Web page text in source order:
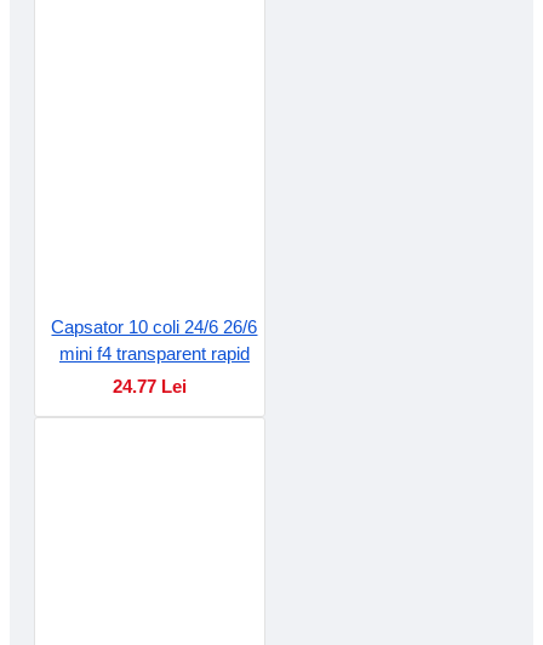
Capsator 10 coli 24/6 26/6
mini f4 transparent rapid
24.77 Lei